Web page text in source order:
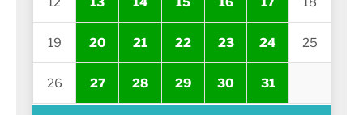
19 20 21 22 23 24 25
26 27 28 29 30 31